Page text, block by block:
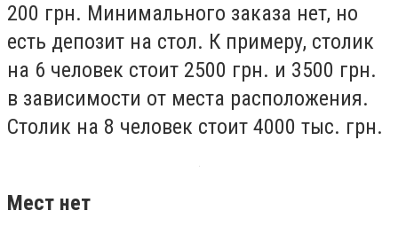
200 грн. Минимального заказа нет, но
есть депозит на стол. К примеру, столик
на 6 человек стоит 2500 грн. и 3500 грн.
в зависимости от места расположения.
Столик на 8 человек стоит 4000 тыс. грн.
Мест нет